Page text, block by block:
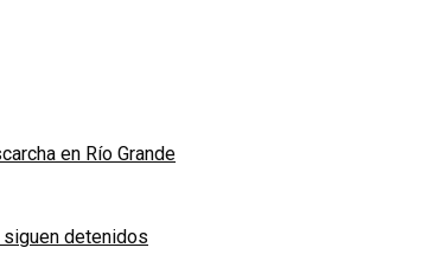
en Río Grande
siguen detenidos